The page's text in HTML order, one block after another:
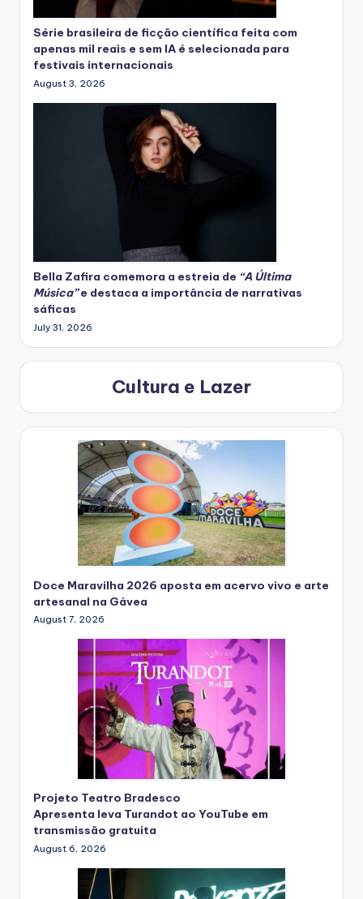
Série brasileira de ficção científica feita com
apenas mil reais e sem IA é selecionada para
festivais internacionais
August 3, 2026
Bella Zafira comemora a estreia de “A Última
Música”e destaca a importância de narrativas
sáficas
July 31, 2026
Cultura e Lazer
Doce Maravilha 2026 aposta em acervo vivo e arte
artesanal na Gávea
August 7, 2026
Projeto Teatro Bradesco
Apresenta leva Turandot ao YouTube em
transmissão gratuita
August 6, 2026